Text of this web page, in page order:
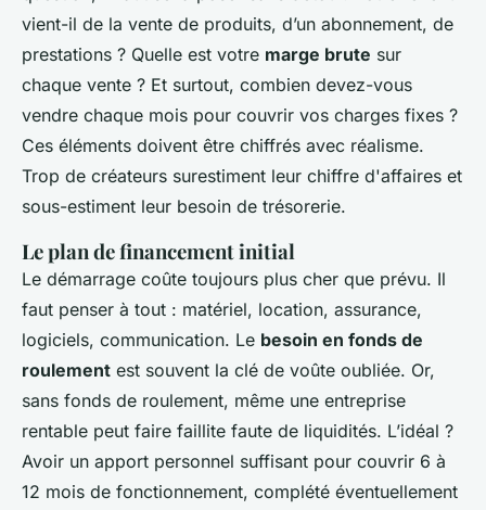
vient-il de la vente de produits, d’un abonnement, de
prestations ? Quelle est votre marge brute sur
chaque vente ? Et surtout, combien devez-vous
vendre chaque mois pour couvrir vos charges fixes ?
Ces éléments doivent être chiffrés avec réalisme.
Trop de créateurs surestiment leur chiffre d'affaires et
sous-estiment leur besoin de trésorerie.
Le plan de financement initial
Le démarrage coûte toujours plus cher que prévu. Il
faut penser à tout : matériel, location, assurance,
logiciels, communication. Le besoin en fonds de
roulement est souvent la clé de voûte oubliée. Or,
sans fonds de roulement, même une entreprise
rentable peut faire faillite faute de liquidités. L’idéal ?
Avoir un apport personnel suffisant pour couvrir 6 à
12 mois de fonctionnement, complété éventuellement